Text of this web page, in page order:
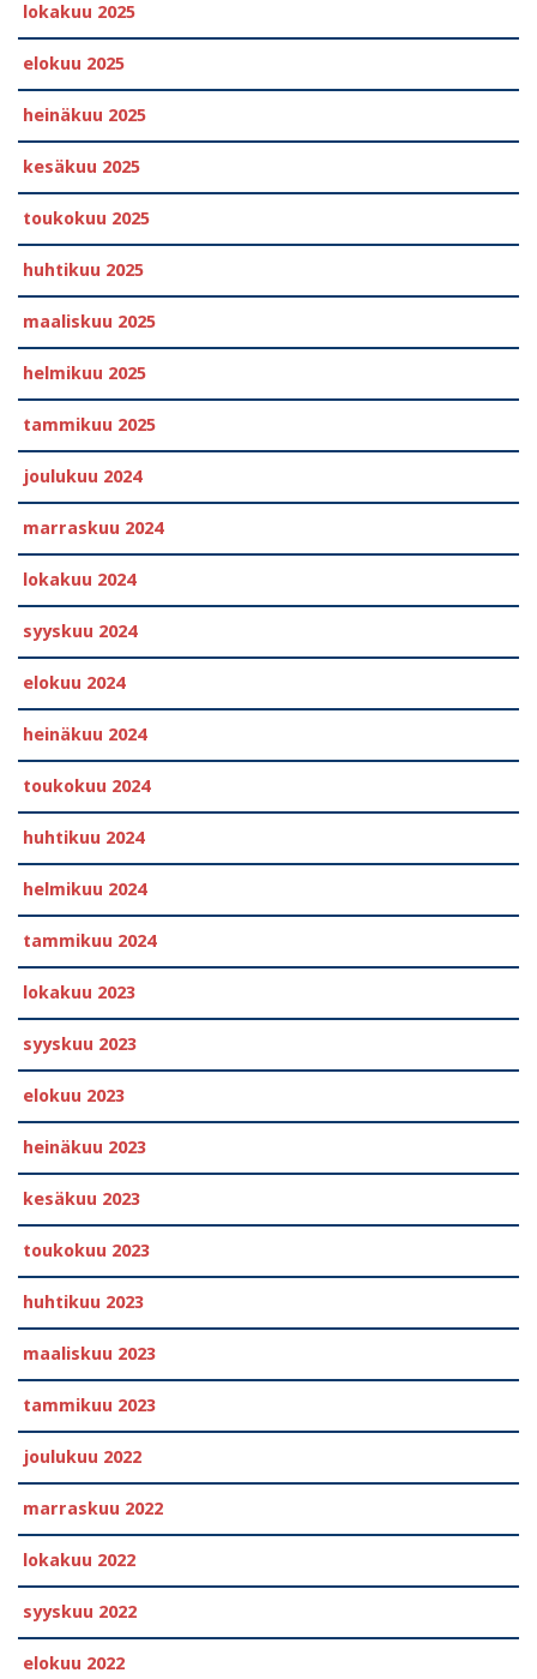
lokakuu 2025
elokuu 2025
heinäkuu 2025
kesäkuu 2025
toukokuu 2025
huhtikuu 2025
maaliskuu 2025
helmikuu 2025
tammikuu 2025
joulukuu 2024
marraskuu 2024
lokakuu 2024
syyskuu 2024
elokuu 2024
heinäkuu 2024
toukokuu 2024
huhtikuu 2024
helmikuu 2024
tammikuu 2024
lokakuu 2023
syyskuu 2023
elokuu 2023
heinäkuu 2023
kesäkuu 2023
toukokuu 2023
huhtikuu 2023
maaliskuu 2023
tammikuu 2023
joulukuu 2022
marraskuu 2022
lokakuu 2022
syyskuu 2022
elokuu 2022